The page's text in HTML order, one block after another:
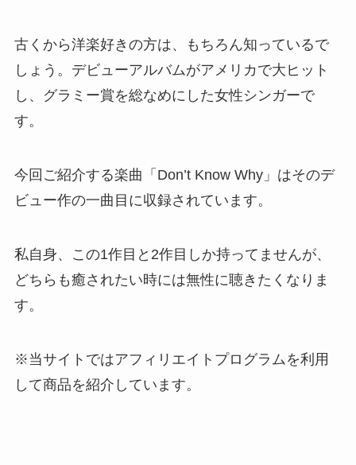
古くから洋楽好きの方は、もちろん知っているで
しょう。デビューアルバムがアメリカで大ヒット
し、グラミー賞を総なめにした女性シンガーで
す。
今回ご紹介する楽曲「Don’t Know Why」はそのデ
ビュー作の一曲目に収録されています。
私自身、この1作目と2作目しか持ってませんが、
どちらも癒されたい時には無性に聴きたくなりま
す。
※当サイトではアフィリエイトプログラムを利用
して商品を紹介しています。